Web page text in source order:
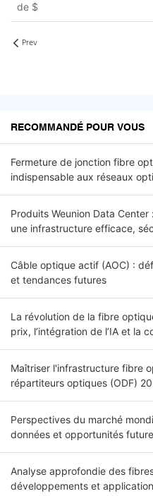
câble à fibre optique
de $
Prev
RECOMMANDÉ POUR VOUS
Fermeture de jonction fibre
indispensable aux réseaux
Produits Weunion Data
une infrastructure efficace,
Câble optique actif (AOC) :
et tendances futures
La révolution de la fibre
prix, l’intégration de l’IA et la
Maîtriser l'infrastructure fibre
répartiteurs optiques (ODF)
Perspectives du marché
données et opportunités
Analyse approfondie des
développements et